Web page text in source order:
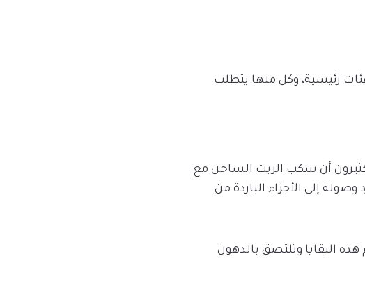
رئيسية، وكل منها يتطلب
أن سكب الزيت الساخن مع
إلى الأجزاء الباردة من
البقايا وتلتصق بالدهون